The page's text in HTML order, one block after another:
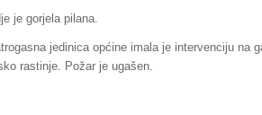
je gorjela pilana.
jedinica općine imala je intervenciju na
rastinje. Požar je ugašen.